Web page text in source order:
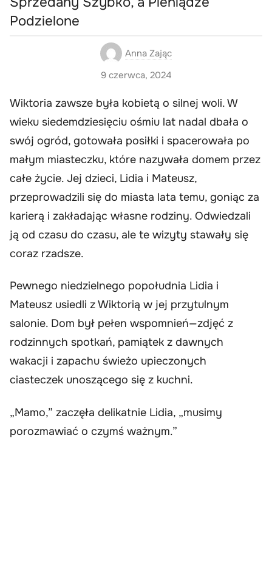
Podzielone
Anna Zając
9 czerwca, 2024
Wiktoria zawsze była kobietą o silnej woli. W
wieku siedemdziesięciu ośmiu lat nadal dbała o
swój ogród, gotowała posiłki i spacerowała po
małym miasteczku, które nazywała domem przez
całe życie. Jej dzieci, Lidia i Mateusz,
przeprowadzili się do miasta lata temu, goniąc za
karierą i zakładając własne rodziny. Odwiedzali
ją od czasu do czasu, ale te wizyty stawały się
coraz rzadsze.
Pewnego niedzielnego popołudnia Lidia i
Mateusz usiedli z Wiktorią w jej przytulnym
salonie. Dom był pełen wspomnień—zdjęć z
rodzinnych spotkań, pamiątek z dawnych
wakacji i zapachu świeżo upieczonych
ciasteczek unoszącego się z kuchni.
„Mamo,” zaczęła delikatnie Lidia, „musimy
porozmawiać o czymś ważnym.”